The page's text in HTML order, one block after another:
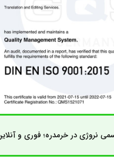
نروژی در خرمدره؛ فوری و